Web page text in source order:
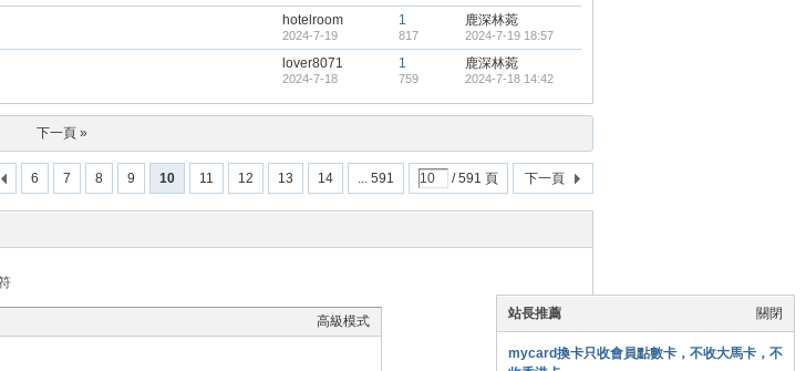
hotelroom
2024-7-19
1
817
鹿深林菀
2024-7-19 18:57
lover8071
2024-7-18
1
759
鹿深林菀
2024-7-18 14:42
下一頁 »
6 7 8 9 10 11 12 13 14 ... 591 / 591 頁 下一頁
高級模式 關閉
站長推薦
mycard換卡只收會員點數卡，不收大馬卡，不